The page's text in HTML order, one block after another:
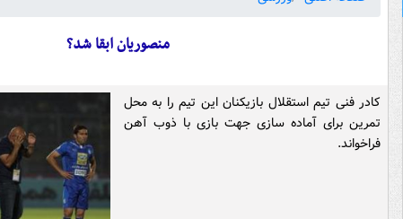
منصوریان ابقا شد؟
کادر فنی تیم استقلال بازیکنان این تیم را به محل
تمرین برای آماده سازی جهت بازی با ذوب آهن
فراخواند.